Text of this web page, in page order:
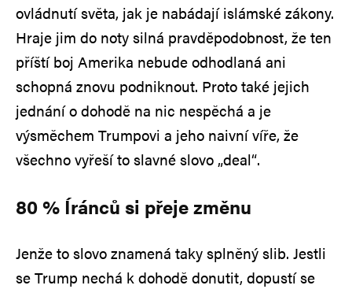
ovládnutí světa, jak je nabádají islámské zákony.
Hraje jim do noty silná pravděpodobnost, že ten
příští boj Amerika nebude odhodlaná ani
schopná znovu podniknout. Proto také jejich
jednání o dohodě na nic nespěchá a je
výsměchem Trumpovi a jeho naivní víře, že
všechno vyřeší to slavné slovo „deal“.
80 % Íránců si přeje změnu
Jenže to slovo znamená taky splněný slib. Jestli
se Trump nechá k dohodě donutit, dopustí se